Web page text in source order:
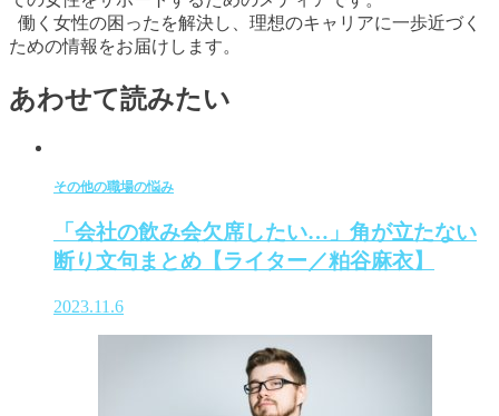
働く女性の困ったを解決し、理想のキャリアに一歩近づく
ための情報をお届けします。
あわせて読みたい
その他の職場の悩み
「会社の飲み会欠席したい…」角が立たない
断り文句まとめ【ライター／粕谷麻衣】
2023.11.6